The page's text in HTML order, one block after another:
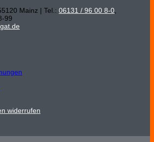
Mainz | Tel.: 06131 / 96 00 8-0
99
widerrufen